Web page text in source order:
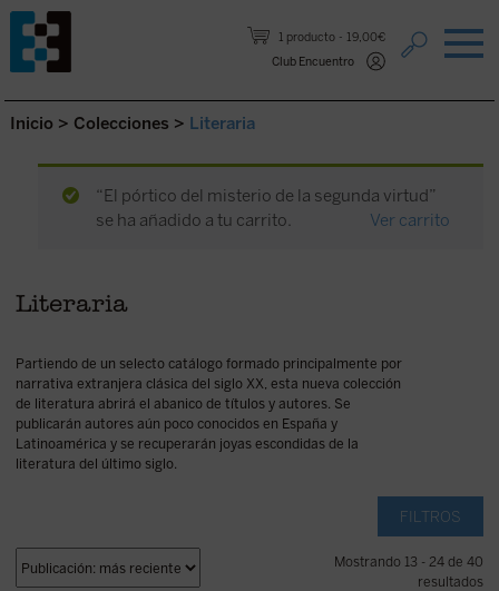
1 producto
19,00€
Club Encuentro
Saltar al contenido.
Inicio > Colecciones > Literaria
“El pórtico del misterio de la segunda virtud”
se ha añadido a tu carrito.
Ver carrito
Literaria
Partiendo de un selecto catálogo formado principalmente por
narrativa extranjera clásica del siglo XX, esta nueva colección
de literatura abrirá el abanico de títulos y autores. Se
publicarán autores aún poco conocidos en España y
Latinoamérica y se recuperarán joyas escondidas de la
literatura del último siglo.
FILTROS
Mostrando 13 - 24 de 40
resultados